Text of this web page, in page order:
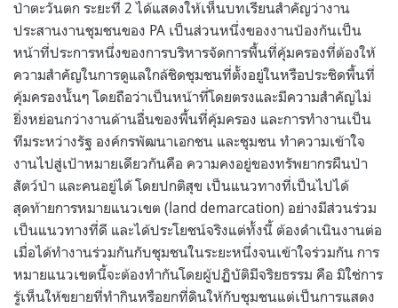
ป่าตะวันตก ระยะที่ 2 ได้แสดงให้เห็นบทเรียนสำคัญว่างาน
ประสานงานชุมชนของ PA เป็นส่วนหนึ่งของงานป้องกันเป็น
หน้าที่ประการหนึ่งของการบริหารจัดการพื้นที่คุ้มครองที่ต้องให้
ความสำคัญในการดูแลใกล้ชิดชุมชนที่ตั้งอยู่ในหรือประชิดพื้นที่
คุ้มครองนั้นๆ โดยถือว่าเป็นหน้าที่โดยตรงและมีความสำคัญไม่
ยิ่งหย่อนกว่างานด้านอื่นของพื้นที่คุ้มครอง และการทำงานเป็น
ทีมระหว่างรัฐ องค์กรพัฒนาเอกชน และชุมชน ทำความเข้าใจ
งานไปสู่เป้าหมายเดียวกันคือ ความคงอยู่ของทรัพยากรผืนป่า
สัตว์ป่า และคนอยู่ได้ โดยปกติสุข เป็นแนวทางที่เป็นไปได้
สุดท้ายการหมายแนวเขต (land demarcation) อย่างมีส่วนร่วม
เป็นแนวทางที่ดี และได้ประโยชน์จริงแต่ทั้งนี้ ต้องดำเนินงานต่อ
เมื่อได้ทำงานร่วมกันกับชุมชนในระยะหนึ่งจนเข้าใจร่วมกัน การ
หมายแนวเขตนี้จะต้องทำกันโดยผู้ปฏิบัติมีจริยธรรม คือ มิใช่การ
รู้เห็นให้ขยายที่ทำกินหรือยกที่ดินให้กับชุมชนแต่เป็นการแสดง